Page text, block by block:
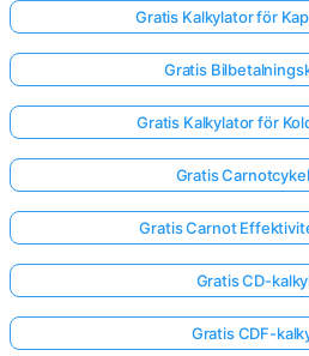
Gratis Kalkylator för
Gratis
Gratis Kalkylator för
Gratis
Gratis Carnot
Gratis CD-
Gratis CDF-